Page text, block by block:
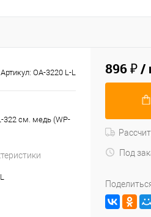
Артикул: OA-3220 L-L
322 см. медь (WP-
896 ₽/
Под